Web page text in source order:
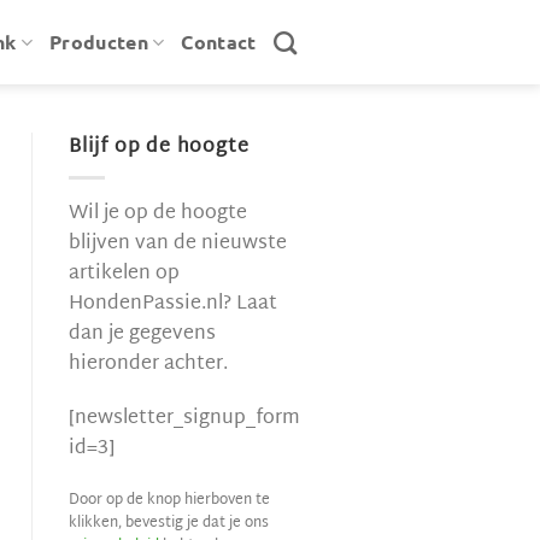
Producten Contact
Blijf op de hoogte
Wil je op de hoogte
blijven van de nieuwste
artikelen op
HondenPassie.nl? Laat
dan je gegevens
hieronder achter.
[newsletter_signup_form
id=3]
Door op de knop hierboven te
klikken, bevestig je dat je ons